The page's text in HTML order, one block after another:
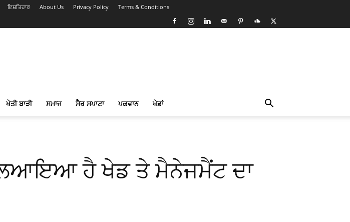
ਇਸ਼ਤਿਹਾਰ About Us Privacy Policy Terms & Conditions
ਖੇਤੀ ਬਾੜੀ ਸਮਾਜ ਸੈਰ ਸਪਾਟਾ ਪਕਵਾਨ ਖੇਡਾਂ
ਹੈ ਖੇਡ ਤੇ ਮੈਨੇਜਮੈਂਟ ਦਾ